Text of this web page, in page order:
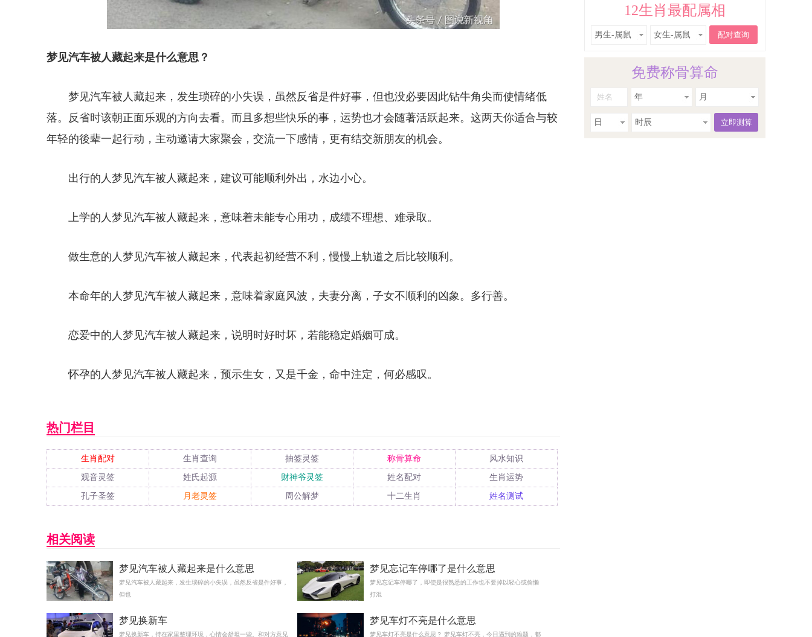
梦见汽车被人藏起来是什么意思？
梦见汽车被人藏起来，发生琐碎的小失误，虽然反省是件好事，但也没必要因此钻牛角尖而使情绪低
落。反省时该朝正面乐观的方向去看。而且多想些快乐的事，运势也才会随著活跃起来。这两天你适合与较
年轻的後辈一起行动，主动邀请大家聚会，交流一下感情，更有结交新朋友的机会。
出行的人梦见汽车被人藏起来，建议可能顺利外出，水边小心。
上学的人梦见汽车被人藏起来，意味着未能专心用功，成绩不理想、难录取。
做生意的人梦见汽车被人藏起来，代表起初经营不利，慢慢上轨道之后比较顺利。
本命年的人梦见汽车被人藏起来，意味着家庭风波，夫妻分离，子女不顺利的凶象。多行善。
恋爱中的人梦见汽车被人藏起来，说明时好时坏，若能稳定婚姻可成。
怀孕的人梦见汽车被人藏起来，预示生女，又是千金，命中注定，何必感叹。
热门栏目
生肖配对 生肖查询 抽签灵签 称骨算命 风水知识
观音灵签 姓氏起源 财神爷灵签 姓名配对 生肖运势
孔子圣签 月老灵签 周公解梦 十二生肖 姓名测试
相关阅读
梦见汽车被人藏起来是什么意思
梦见汽车被人藏起来，发生琐碎的小失误，虽然反省是件好事，
但也
梦见忘记车停哪了是什么意思
梦见忘记车停哪了，即使是很熟悉的工作也不要掉以轻心或偷懒
打混
梦见换新车
梦见换新车，待在家里整理环境，心情会舒坦一些。和对方意见
梦见车灯不亮是什么意思
梦见车灯不亮是什么意思？ 梦见车灯不亮，今日遇到的难题，都
12生肖最配属相
男生-属鼠 女生-属鼠
免费称骨算命
年 月
日 时辰